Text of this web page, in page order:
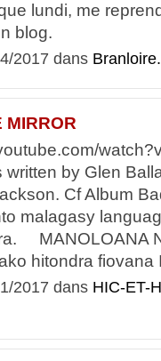
lundi, me
blog.
2017 dans
MIRROR
written by Glen
Cf Album
malagasy
MANOLOANA
hitondra fiovana
2017 dans HIC-ET-